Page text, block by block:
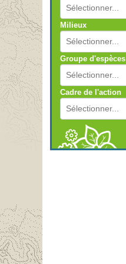
Milieux
Groupe d'espèces
Cadre de l'action